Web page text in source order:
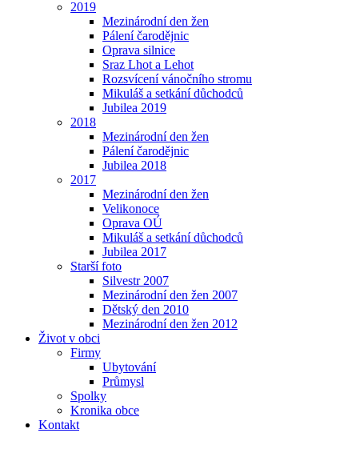
2019
Mezinárodní den žen
Pálení čarodějnic
Oprava silnice
Sraz Lhot a Lehot
Rozsvícení vánočního stromu
Mikuláš a setkání důchodců
Jubilea 2019
2018
Mezinárodní den žen
Pálení čarodějnic
Jubilea 2018
2017
Mezinárodní den žen
Velikonoce
Oprava OÚ
Mikuláš a setkání důchodců
Jubilea 2017
Starší foto
Silvestr 2007
Mezinárodní den žen 2007
Dětský den 2010
Mezinárodní den žen 2012
Život v obci
Firmy
Ubytování
Průmysl
Spolky
Kronika obce
Kontakt